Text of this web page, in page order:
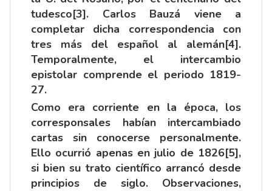
tudesco[3]. Carlos Bauzá viene a
completar dicha correspondencia con
tres más del español al alemán[4].
Temporalmente, el intercambio
epistolar comprende el periodo 1819-
27.
Como era corriente en la época, los
corresponsales habían intercambiado
cartas sin conocerse personalmente.
Ello ocurrió apenas en julio de 1826[5],
si bien su trato científico arrancó desde
principios de siglo. Observaciones,